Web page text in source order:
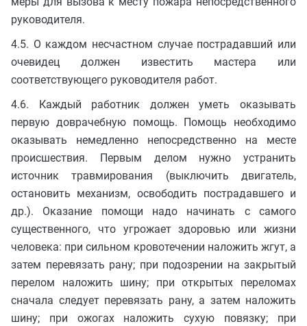
руководителя.
4.5. О каждом несчастном случае пострадавший или
очевидец должен известить мастера или
соответствующего руководителя работ.
4.6. Каждый работник должен уметь оказывать
первую доврачебную помощь. Помощь необходимо
оказывать немедленно непосредственно на месте
происшествия. Первым делом нужно устранить
источник травмирования (выключить двигатель,
остановить механизм, освободить пострадавшего и
др.). Оказание помощи надо начинать с самого
существенного, что угрожает здоровью или жизни
человека: при сильном кровотечении наложить жгут, а
затем перевязать рану; при подозрении на закрытый
перелом наложить шину; при открытых переломах
сначала следует перевязать рану, а затем наложить
шину; при ожогах наложить сухую повязку; при